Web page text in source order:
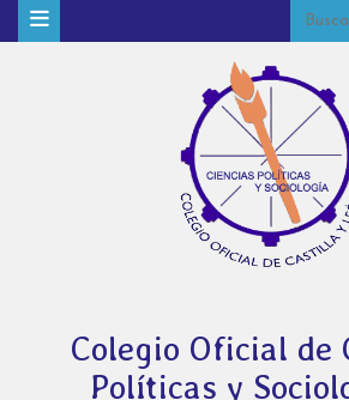
Colegio Oficial de
Políticas y